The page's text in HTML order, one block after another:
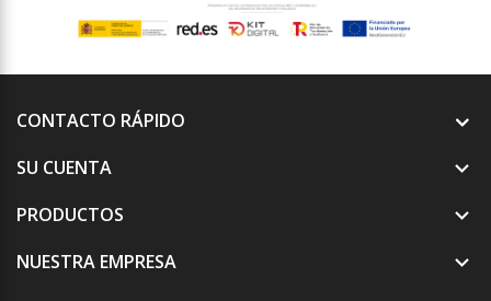
CONTACTO RÁPIDO
SU CUENTA

PRODUCTOS 
NUESTRA EMPRESA 